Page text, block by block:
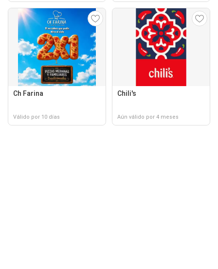
Ch Farina
Válido por 10 días
Chili's
Aún válido por 4 meses